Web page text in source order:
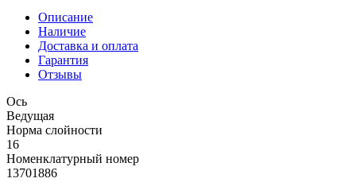
Описание
Наличие
Доставка и оплата
Гарантия
Отзывы
Ось
Ведущая
Норма cлойности
16
Номенклатурный номер
13701886